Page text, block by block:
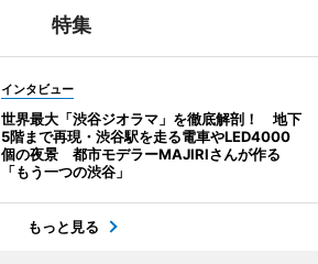
特集
インタビュー
世界最大「渋谷ジオラマ」を徹底解剖！ 地下
5階まで再現・渋谷駅を走る電車やLED4000
個の夜景 都市モデラーMAJIRIさんが作る
「もう一つの渋谷」
もっと見る